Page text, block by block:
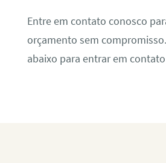
Entre em contato conosco
orçamento sem
abaixo para entrar em